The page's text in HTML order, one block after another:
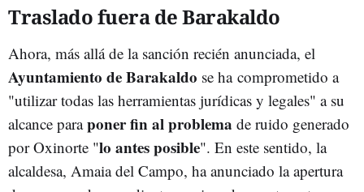
Traslado fuera de Barakaldo
Ahora, más allá de la sanción recién anunciada, el
Ayuntamiento de Barakaldo se ha comprometido a
"utilizar todas las herramientas jurídicas y legales" a su
alcance paraponer fin al problema de ruido generado
por Oxinorte "lo antes posible". En este sentido, la
alcaldesa, Amaia del Campo, ha anunciado la apertura